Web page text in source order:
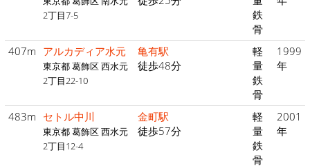
2丁目7-5
鉄
骨
407m アルカディア水元
東京都 葛飾区 西水元
2丁目22-10
亀有駅
徒歩48分
軽
量
鉄
骨
1999
年
483m セトル中川
東京都 葛飾区 西水元
2丁目12-4
金町駅
徒歩57分
軽
量
鉄
骨
2001
年